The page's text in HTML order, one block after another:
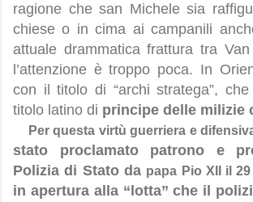
ragione che san Michele sia
chiese o in cima ai campanili
attuale drammatica frattura tra
l’attenzione è troppo poca. In
con il titolo di “archi stratega”, che
titolo latino di principe delle milizie
Per questa virtù guerriera e
stato proclamato patrono e
Polizia di Stato da papa Pio XII il
in apertura alla “lotta” che il